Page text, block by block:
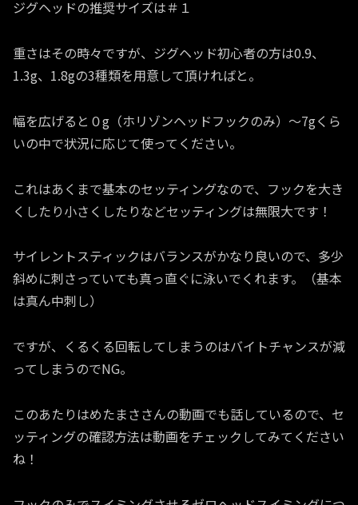
ジグヘッドの推奨サイズは＃１
重さはその時々ですが、ジグヘッド初心者の方は0.9、
1.3g、1.8gの3種類を用意して頂ければと。
幅を広げると０g（ホリゾンヘッドフックのみ）〜7gくら
いの中で状況に応じて使ってください。
これはあくまで基本のセッティングなので、フックを大き
くしたり小さくしたりなどセッティングは無限大です！
サイレントスティックはバランスがかなり良いので、多少
斜めに刺さっていても真っ直ぐに泳いでくれます。（基本
は真ん中刺し）
ですが、くるくる回転してしまうのはバイトチャンスが減
ってしまうのでNG。
このあたりはめたまささんの動画でも話しているので、セ
ッティングの確認方法は動画をチェックしてみてください
ね！